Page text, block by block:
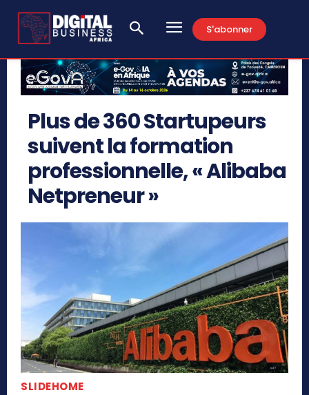
S'abonner
Plus de 360 Startupeurs
suivent la formation
professionnelle, « Alibaba
Netpreneur »
SLIDEHOME